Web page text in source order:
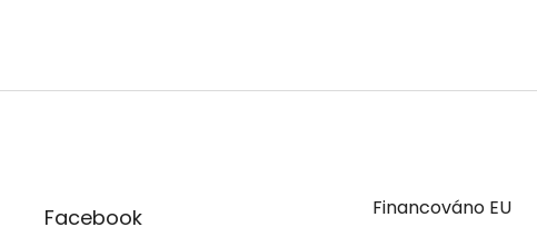
Facebook Financováno EU